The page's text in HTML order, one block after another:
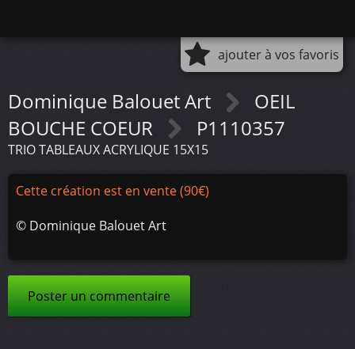
ajouter à vos favoris
Dominique Balouet Art
OEIL
BOUCHE COEUR
P1110357
TRIO TABLEAUX ACRYLIQUE 15X15
Cette création est en vente (90€)
© Dominique Balouet Art
Poster un commentaire